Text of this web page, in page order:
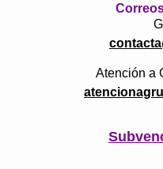
Atención a